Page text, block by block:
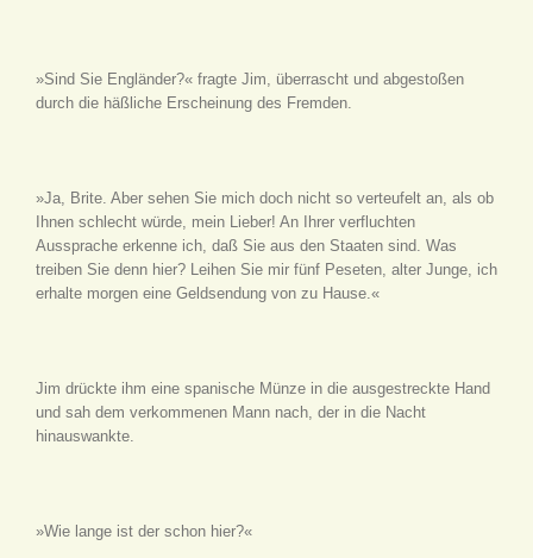
»Sind Sie Engländer?« fragte Jim, überrascht und abgestoßen
durch die häßliche Erscheinung des Fremden.
»Ja, Brite. Aber sehen Sie mich doch nicht so verteufelt an, als ob
Ihnen schlecht würde, mein Lieber! An Ihrer verfluchten
Aussprache erkenne ich, daß Sie aus den Staaten sind. Was
treiben Sie denn hier? Leihen Sie mir fünf Peseten, alter Junge, ich
erhalte morgen eine Geldsendung von zu Hause.«
Jim drückte ihm eine spanische Münze in die ausgestreckte Hand
und sah dem verkommenen Mann nach, der in die Nacht
hinauswankte.
»Wie lange ist der schon hier?«